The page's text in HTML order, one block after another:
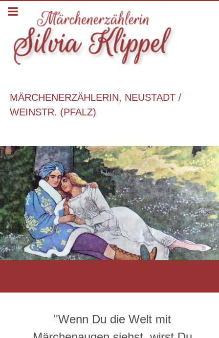
MÄRCHENERZÄHLERIN, NEUSTADT /
WEINSTR. (PFALZ)
"Wenn Du die Welt mit